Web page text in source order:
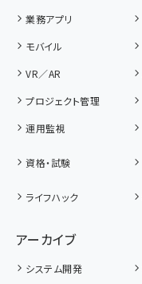
業務アプリ
モバイル
VR／AR
プロジェクト管理
運用監視
資格・試験
ライフハック
アーカイブ
システム開発